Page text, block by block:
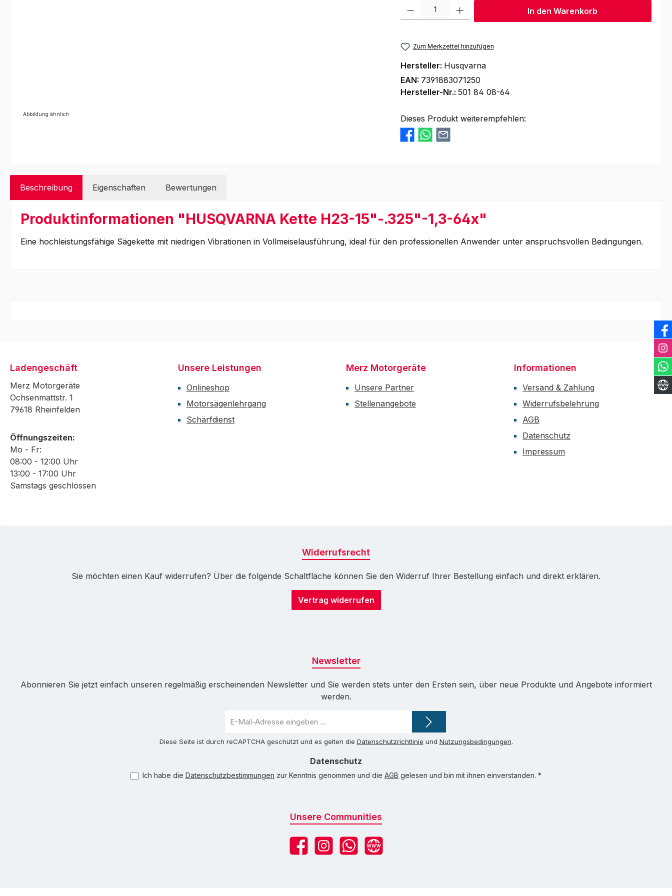
Abbildung ähnlich
Produkt Anzahl: Gib den gewünschten Wert ein oder benutze die Schaltflächen
In den Warenkorb
Zum Merkzettel hinzufügen
Hersteller: Husqvarna
EAN: 7391883071250
Hersteller-Nr.: 501 84 08-64
Dieses Produkt weiterempfehlen:
Beschreibung Eigenschaften Bewertungen
Produktinformationen "HUSQVARNA Kette H23-15"-.325"-1,3-64x"
Eine hochleistungsfähige Sägekette mit niedrigen Vibrationen in Vollmeiselausführung, ideal für den professionellen Anwender unter anspruchsvollen Bedingungen.
Ladengeschäft
Merz Motorgeräte
Ochsenmattstr. 1
79618 Rheinfelden
Öffnungszeiten:
Mo - Fr:
08:00 - 12:00 Uhr
13:00 - 17:00 Uhr
Samstags geschlossen
Unsere Leistungen
Onlineshop
Motorsägenlehrgang
Schärfdienst
Merz Motorgeräte
Unsere Partner
Stellenangebote
Informationen
Versand & Zahlung
Widerrufsbelehrung
AGB
Datenschutz
Impressum
Widerrufsrecht
Sie möchten einen Kauf widerrufen? Über die folgende Schaltfläche können Sie den Widerruf Ihrer Bestellung einfach und direkt erklären.
Vertrag widerrufen
Newsletter
Abonnieren Sie jetzt einfach unseren regelmäßig erscheinenden Newsletter und Sie werden stets unter den Ersten sein, über neue Produkte und Angebote informiert
werden.
Mail-
Diese Seite ist durch reCAPTCHA geschützt und es gelten die Datenschutzrichtlinie und Nutzungsbedingungen.
Datenschutz
Ich habe die Datenschutzbestimmungen zur Kenntnis genommen und die AGB gelesen und bin mit ihnen einverstanden. *
Unsere Communities
FacebookInstagramWhatsApp
Website